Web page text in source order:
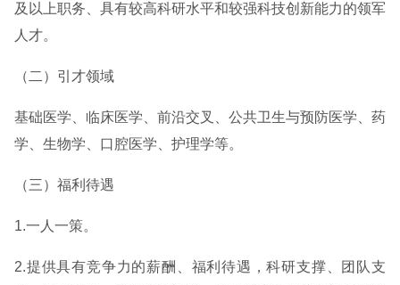
及以上职务、具有较高科研水平和较强科技创新能力的领军
人才。
（二）引才领域
基础医学、临床医学、前沿交叉、公共卫生与预防医学、药
学、生物学、口腔医学、护理学等。
（三）福利待遇
1.一人一策。
2.提供具有竞争力的薪酬、福利待遇，科研支撑、团队支